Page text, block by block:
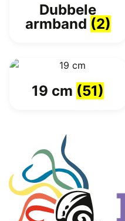
Dubbele
armband (2)
19 cm (51)